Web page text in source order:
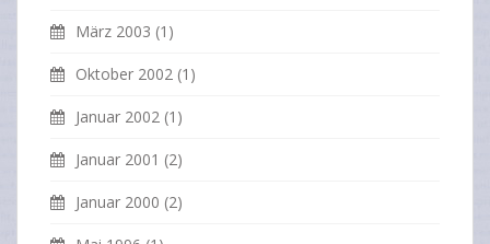
März 2003 (1)
Oktober 2002 (1)
Januar 2002 (1)
Januar 2001 (2)
Januar 2000 (2)